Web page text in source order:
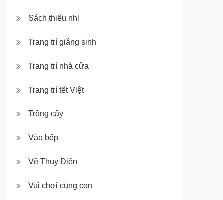
Sách thiếu nhi
Trang trí giáng sinh
Trang trí nhà cửa
Trang trí tết Việt
Trồng cây
Vào bếp
Về Thụy Điển
Vui chơi cùng con